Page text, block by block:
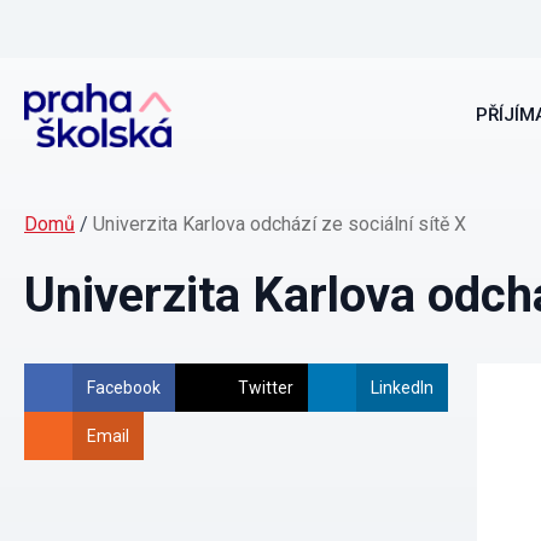
Domů / Univerzita Karlova odchází ze sociální sítě X
Univerzita Karlova
Facebook Twitter LinkedIn
Email